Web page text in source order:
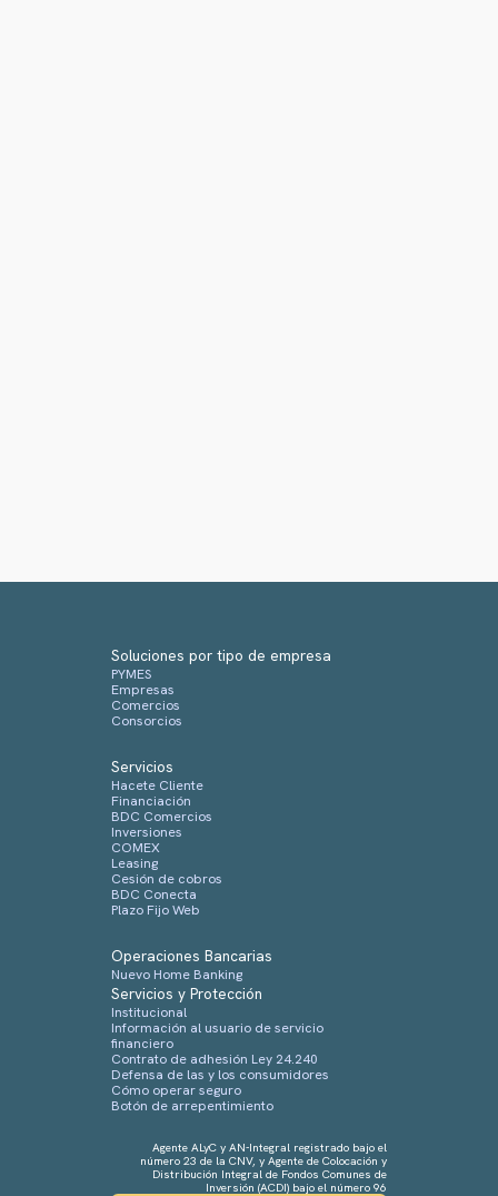
Soluciones por tipo de empresa
PYMES
Empresas
Comercios
Consorcios
Servicios
Hacete Cliente
Financiación
BDC Comercios
Inversiones
COMEX
Leasing
Cesión de cobros
BDC Conecta
Plazo Fijo Web
Operaciones Bancarias
Nuevo Home Banking
Servicios y Protección
Institucional
Información al usuario de servicio
financiero
Contrato de adhesión Ley 24.240
Defensa de las y los consumidores
Cómo operar seguro
Botón de arrepentimiento
Agente ALyC y AN-Integral registrado bajo el
número 23 de la CNV, y Agente de Colocación y
Distribución Integral de Fondos Comunes de
Inversión (ACDI) bajo el número 96